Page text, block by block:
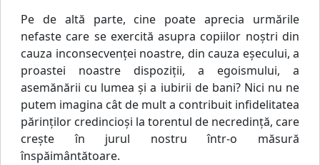
Pe de altă parte, cine poate aprecia urmările
nefaste care se exercită asupra copiilor noştri din
cauza inconsecvenţei noastre, din cauza eşecului, a
proastei noastre dispoziţii, a egoismului, a
asemănării cu lumea şi a iubirii de bani? Nici nu ne
putem imagina cât de mult a contribuit infidelitatea
părinţilor credincioşi la torentul de necredinţă, care
creşte în jurul nostru într-o măsură
înspăimântătoare.